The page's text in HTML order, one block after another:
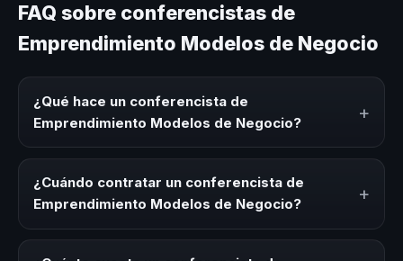
FAQ sobre conferencistas de
Emprendimiento Modelos de Negocio
¿Qué hace un conferencista de
Emprendimiento Modelos de Negocio?
+
Negocio es un experto que comparte conocimiento,
estrategias y experiencias sobre este tema en eventos
corporativos, convenciones y seminarios. Su objetivo es
generar reflexión, inspiración y herramientas aplicables
¿Cuándo contratar un conferencista de
Emprendimiento Modelos de Negocio?
+
Modelos de Negocio para kick-offs, convenciones